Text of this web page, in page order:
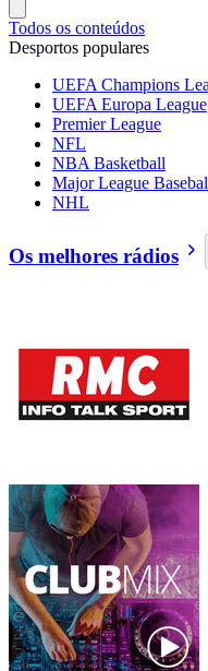
Todos os conteúdos
Desportos populares
UEFA Champions
UEFA Europa League
Premier League
NFL
NBA Basketball
Major League
NHL
Os melhores rádios